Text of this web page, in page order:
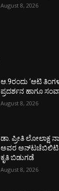
August 8, 2026
ಆ.9ರಂದು ‘ಆಟಿ ತಿಂಗಳ
ಪ್ರದರ್ಶನ ಹಾಗೂ
August 8, 2026
ಡಾ. ಪ್ರೀತಿ ಲೋಲಾಕ್ಷ
ಅವರ ಅನ್‌ಟಚೆಬಿಲಿಟಿ
ಕೃತಿ ಬಿಡುಗಡೆ
August 8, 2026